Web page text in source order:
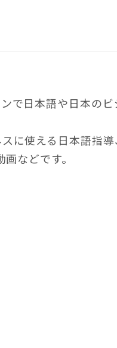
で日本語や日本の
に使える日本語指
などです。